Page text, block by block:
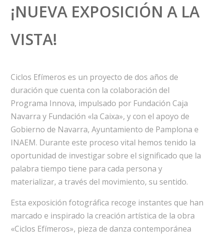
¡NUEVA EXPOSICIÓN A LA
VISTA!
Ciclos Efímeros es un proyecto de dos años de
duración que cuenta con la colaboración del
Programa Innova, impulsado por Fundación Caja
Navarra y Fundación «la Caixa», y con el apoyo de
Gobierno de Navarra, Ayuntamiento de Pamplona e
INAEM. Durante este proceso vital hemos tenido la
oportunidad de investigar sobre el significado que la
palabra tiempo tiene para cada persona y
materializar, a través del movimiento, su sentido.
Esta exposición fotográfica recoge instantes que han
marcado e inspirado la creación artística de la obra
«Ciclos Efímeros», pieza de danza contemporánea